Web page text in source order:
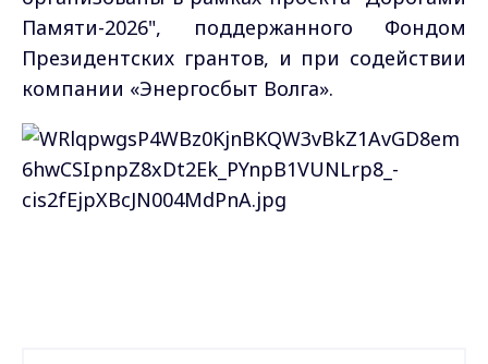
Памяти-2026", поддержанного Фондом
Президентских грантов, и при содействии
компании «Энергосбыт Волга».